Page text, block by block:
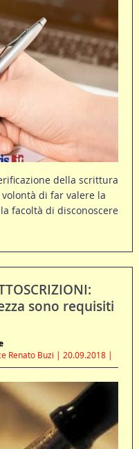
della scrittura
di far valere la
facoltà di disconoscere
sono requisiti
Renato Buzi | 20.09.2018 |